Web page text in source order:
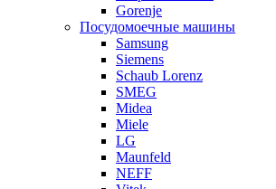
Gorenje
Посудомоечные машины
Samsung
Siemens
Schaub Lorenz
SMEG
Midea
Miele
LG
Maunfeld
NEFF